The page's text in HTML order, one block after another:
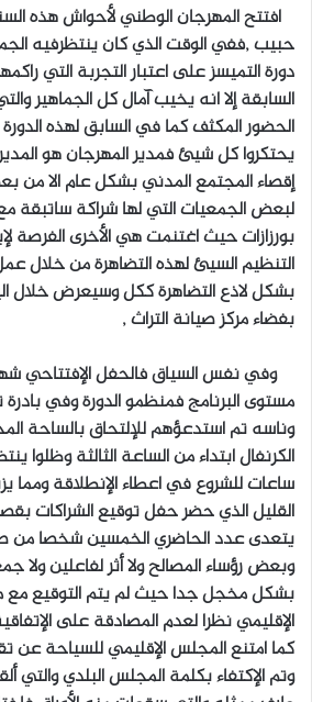
ي
د
ا
إ
ل
ك
ت
و
ن
ي
ا
افتتح المهرجان الوطني لأحواش هذه
حبيب ,ففي الوقت الذي كان ينتظرفيه
دورة التميسز على اعتبار التجربة التي
السابقة إلا انه يخيب آمال كل الجماهير
الحضور المكثف كما في السابق لهذه
يحتكروا كل شيئ فمدير المهرجان هو المدير
إقصاء المجتمع المدني بشكل عام الا من
لبعض الجمعيات التي لها شراكة ساتبقة
بورزازات حيث اغتنمت هي الأخرى الفرصة
التنظيم السيئ لهذه التضاهرة من خلال
بشكل لاذع التضاهرة ككل وسيعرض خلال
بفضاء مركز صيانة التراث ,
وفي نفس السياق فالحفل الإفتتاحي
مستوى البرنامج فمنظمو الدورة وفي
وناسه تم استدعؤهم للإلتحاق بالساحة
الكرنفال ابتداء من الساعة الثالثة
ساعات للشروع في اعطاء الإنطلاقة ومما
القليل الذي حضر حفل توقيع الشراكات
يتعدى عدد الحاضري الخمسين شخصا من
وبعض رؤساء المصالح ولا أثر لفاعلين ولا
بشكل مخجل جدا حيث لم يتم التوقيع مع
الإقليمي نظرا لعدم المصادقة على
كما امتنع المجلس الإقليمي للسياحة عن
وتم الإكتفاء بكلمة المجلس البلدي